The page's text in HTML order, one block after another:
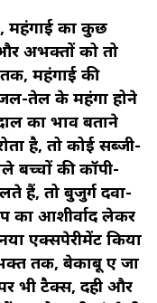
महंगाई का कुछ
और अभक्तों को तो
महंगाई की
तेल के महंगा होने
का भाव बताने
है, तो कोई सब्जी-
बच्चों की कॉपी-
हैं, तो बुजुर्ग दवा-
का आशीर्वाद लेकर
एक्सपेरीमेंट किया
तक, बेकाबू हुए जा
भी टैक्स, दही और